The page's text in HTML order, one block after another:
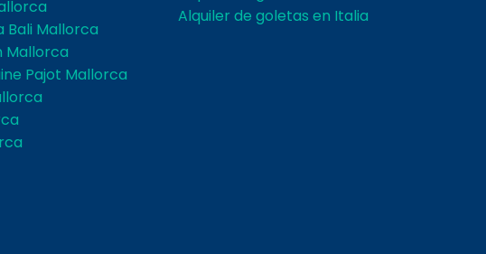
Mallorca
Mallorca
Pajot Mallorca
Alquiler de goletas en Italia